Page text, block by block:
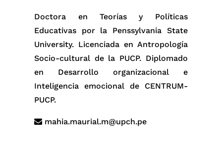
Doctora en Teorías y Políticas
Educativas por la Penssylvania State
University. Licenciada en Antropología
Socio-cultural de la PUCP. Diplomado
en Desarrollo organizacional e
Inteligencia emocional de CENTRUM-
PUCP.
mahia.maurial.m@upch.pe